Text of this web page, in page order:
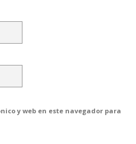
y web en este navegador para